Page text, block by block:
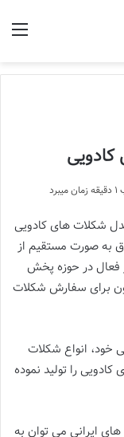
کادویی
شکلات های کادویی
به صورت مستقیم از
فعال در حوزه پخش
برای سفارش شکلات
خود، انواع شکلات
را تولید نموده
ایرانی می توان به